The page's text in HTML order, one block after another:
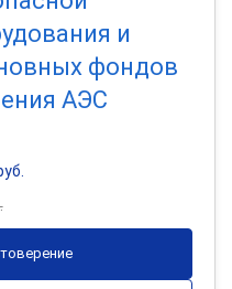
и
фондов
АЭС